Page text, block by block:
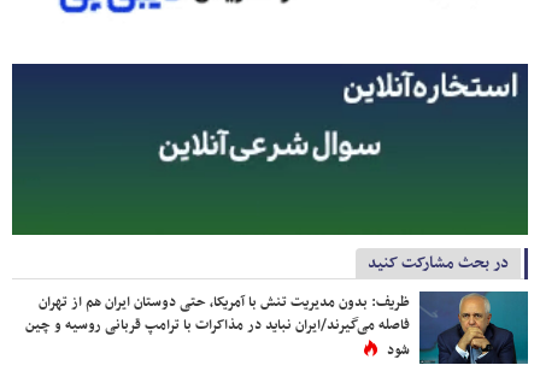
در بحث مشارکت کنید
ظریف: بدون مدیریت تنش با آمریکا، حتی دوستان ایران هم از تهران
فاصله می‌گیرند/ایران نباید در مذاکرات با ترامپ قربانی روسیه و چین
شود